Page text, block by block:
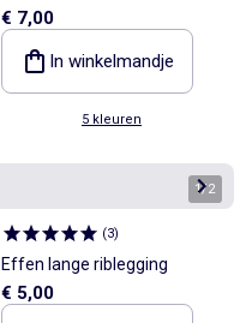
€ 7,00
In winkelmandje
5 kleuren
1/2
(3)
Effen lange riblegging
€ 5,00